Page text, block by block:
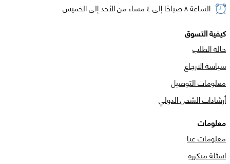
الساعة ٨ صباحًا إلى ٤ مساء من الأحد إلى الخميس
كيفية التسوق
حالة الطلب
سياسة الارجاع
معلومات التوصيل
أرشادات الشحن الدولي
معلومات
معلومات عنا
اسئلة متكرره